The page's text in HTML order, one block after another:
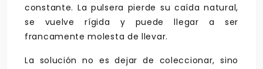
constante. La pulsera pierde su caída natural,
se vuelve rígida y puede llegar a ser
francamente molesta de llevar.
La solución no es dejar de coleccionar, sino